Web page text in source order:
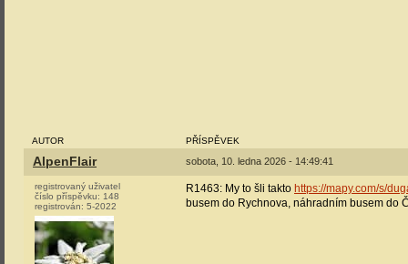
AUTOR PŘÍSPĚVEK
AlpenFlair sobota, 10. ledna 2026 - 14:49:41
registrovaný uživatel
číslo příspěvku: 148
registrován: 5-2022
R1463: My to šli takto https://mapy.com/s/
busem do Rychnova, náhradním busem do